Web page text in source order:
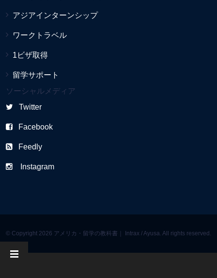
アジアインターンシップ
ワークトラベル
1ビザ取得
留学サポート
ソーシャルメディア
Twitter
Facebook
Feedly
Instagram
© Copyright 2026 アメリカ・留学の教科書｜ Intrax / Ayusa. All rights reserved.